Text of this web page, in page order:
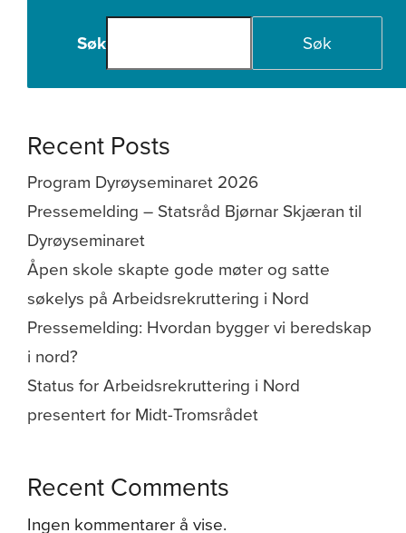
Søk Søk
Recent Posts
Program Dyrøyseminaret 2026
Pressemelding – Statsråd Bjørnar Skjæran til
Dyrøyseminaret
Åpen skole skapte gode møter og satte
søkelys på Arbeidsrekruttering i Nord
Pressemelding: Hvordan bygger vi beredskap
i nord?
Status for Arbeidsrekruttering i Nord
presentert for Midt-Tromsrådet
Recent Comments
Ingen kommentarer å vise.